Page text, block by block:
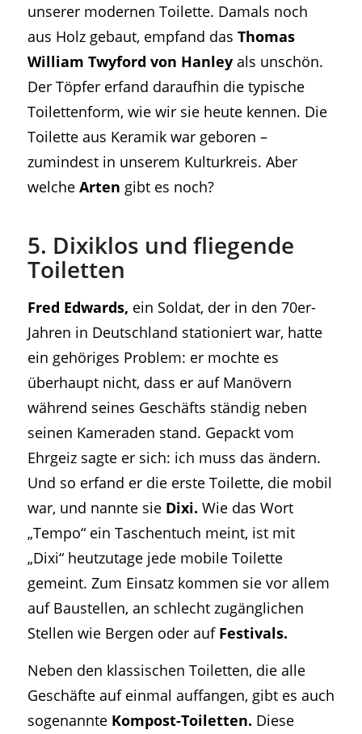
unserer modernen Toilette. Damals noch
aus Holz gebaut, empfand das Thomas
William Twyford von Hanleyals unschön.
Der Töpfer erfand daraufhin die typische
Toilettenform, wie wir sie heute kennen. Die
Toilette aus Keramik war geboren –
zumindest in unserem Kulturkreis. Aber
welche Arten gibt es noch?
5. Dixiklos und fliegende
Toiletten
Fred Edwards, ein Soldat, der in den 70er-
Jahren in Deutschland stationiert war, hatte
ein gehöriges Problem: er mochte es
überhaupt nicht, dass er auf Manövern
während seines Geschäfts ständig neben
seinen Kameraden stand. Gepackt vom
Ehrgeiz sagte er sich: ich muss das ändern.
Und so erfand er die erste Toilette, die mobil
war, und nannte sie Dixi. Wie das Wort
„Tempo“ ein Taschentuch meint, ist mit
„Dixi“ heutzutage jede mobile Toilette
gemeint. Zum Einsatz kommen sie vor allem
auf Baustellen, an schlecht zugänglichen
Stellen wie Bergen oder auf Festivals.
Neben den klassischen Toiletten, die alle
Geschäfte auf einmal auffangen, gibt es auch
sogenannte Kompost-Toiletten. Diese